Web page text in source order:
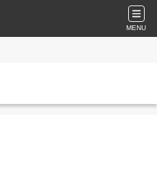
MENU